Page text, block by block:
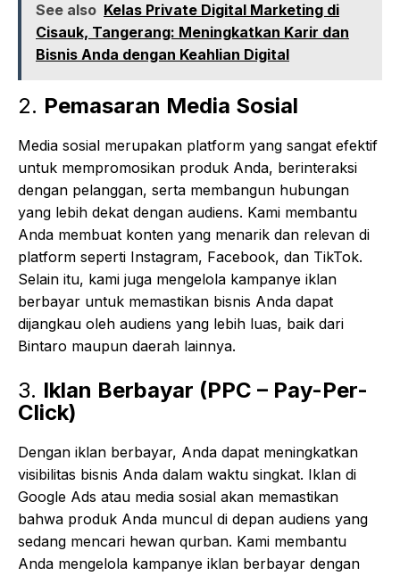
See also Kelas Private Digital Marketing di
Cisauk, Tangerang: Meningkatkan Karir dan
Bisnis Anda dengan Keahlian Digital
2. Pemasaran Media Sosial
Media sosial merupakan platform yang sangat efektif
untuk mempromosikan produk Anda, berinteraksi
dengan pelanggan, serta membangun hubungan
yang lebih dekat dengan audiens. Kami membantu
Anda membuat konten yang menarik dan relevan di
platform seperti Instagram, Facebook, dan TikTok.
Selain itu, kami juga mengelola kampanye iklan
berbayar untuk memastikan bisnis Anda dapat
dijangkau oleh audiens yang lebih luas, baik dari
Bintaro maupun daerah lainnya.
3. Iklan Berbayar (PPC – Pay-Per-
Click)
Dengan iklan berbayar, Anda dapat meningkatkan
visibilitas bisnis Anda dalam waktu singkat. Iklan di
Google Ads atau media sosial akan memastikan
bahwa produk Anda muncul di depan audiens yang
sedang mencari hewan qurban. Kami membantu
Anda mengelola kampanye iklan berbayar dengan